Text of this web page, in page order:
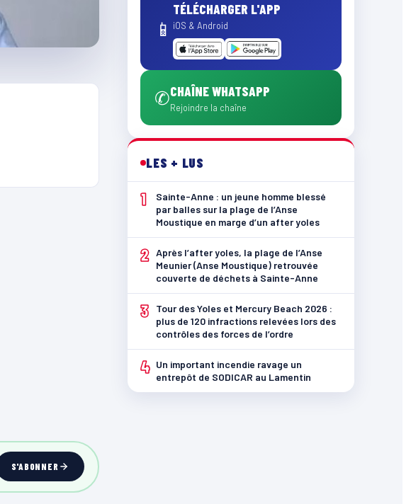
S'ABONNER
📱
TÉLÉCHARGER L'APP
iOS & Android
✆CHAÎNE WHATSAPP
Rejoindre la chaîne
LES + LUS
1
Sainte-Anne : un jeune homme blessé
par balles sur la plage de l’Anse
Moustique en marge d’un after yoles
2 Après l’after yoles, la plage de l’Anse
Meunier (Anse Moustique) retrouvée
couverte de déchets à Sainte-Anne
3
Tour des Yoles et Mercury Beach 2026 :
plus de 120 infractions relevées lors des
contrôles des forces de l’ordre
4 Un important incendie ravage un
entrepôt de SODICAR au Lamentin